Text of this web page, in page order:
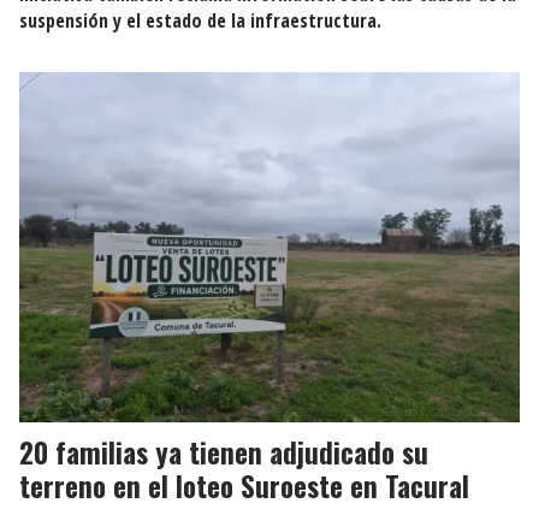
suspensión y el estado de la infraestructura.
20 familias ya tienen adjudicado su
terreno en el loteo Suroeste en Tacural